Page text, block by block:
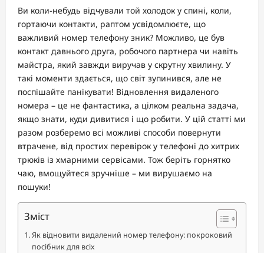
Ви коли-небудь відчували той холодок у спині, коли,
гортаючи контакти, раптом усвідомлюєте, що
важливий номер телефону зник? Можливо, це був
контакт давнього друга, робочого партнера чи навіть
майстра, який завжди виручав у скрутну хвилину. У
такі моменти здається, що світ зупинився, але не
поспішайте панікувати! Відновлення видаленого
номера – це не фантастика, а цілком реальна задача,
якщо знати, куди дивитися і що робити. У цій статті ми
разом розберемо всі можливі способи повернути
втрачене, від простих перевірок у телефоні до хитрих
трюків із хмарними сервісами. Тож беріть горнятко
чаю, вмощуйтеся зручніше – ми вирушаємо на
пошуки!
Зміст
Як відновити видалений номер телефону: покроковий
посібник для всіх